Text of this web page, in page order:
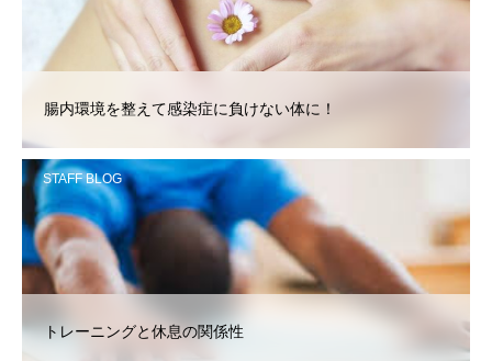
腸内環境を整えて感染症に負けない体に！
STAFF BLOG
トレーニングと休息の関係性